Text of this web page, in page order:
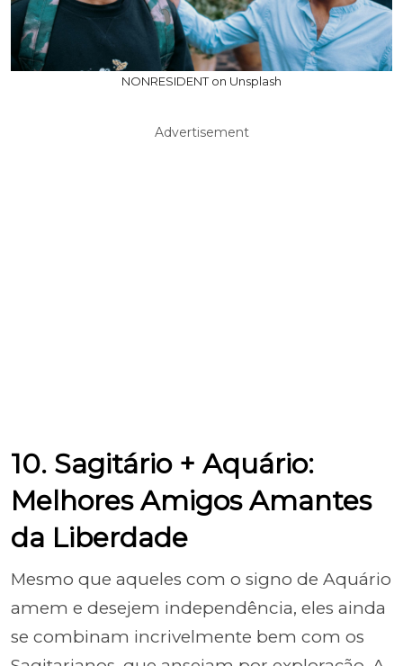
NONRESIDENT on Unsplash
Advertisement
10. Sagitário + Aquário:
Melhores Amigos Amantes
da Liberdade
Mesmo que aqueles com o signo de Aquário
amem e desejem independência, eles ainda
se combinam incrivelmente bem com os